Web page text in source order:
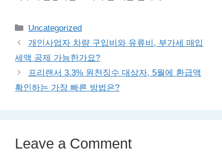
Categories
Uncategorized
개인사업자 차량 구입비와 유류비, 부가세 매입
세액 공제 가능한가요?
프리랜서 3.3% 원천징수 대상자, 5월에 환급액
확인하는 가장 빠른 방법은?
Leave a Comment